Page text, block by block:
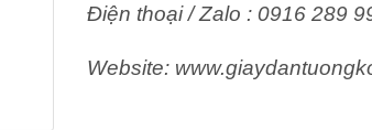
Điện thoại / Zalo : 0916 289
Website: